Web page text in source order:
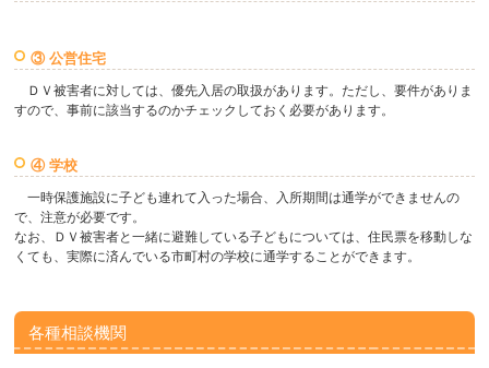
③ 公営住宅
ＤＶ被害者に対しては、優先入居の取扱があります。ただし、要件がありま
すので、事前に該当するのかチェックしておく必要があります。
④ 学校
一時保護施設に子ども連れて入った場合、入所期間は通学ができませんの
で、注意が必要です。
なお、ＤＶ被害者と一緒に避難している子どもについては、住民票を移動しな
くても、実際に済んでいる市町村の学校に通学することができます。
各種相談機関